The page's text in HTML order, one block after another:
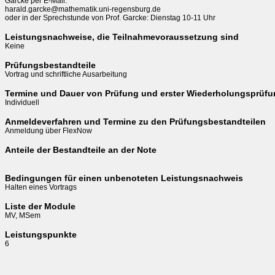
harald.garcke@mathematik.uni-regensburg.de
oder in der Sprechstunde von Prof. Garcke: Dienstag 10-11 Uhr
Leistungsnachweise, die Teilnahmevoraussetzung sind
Keine
Prüfungsbestandteile
Vortrag und schriftliche Ausarbeitung
Termine und Dauer von Prüfung und erster
Individuell
Anmeldeverfahren und Termine zu den Prüfungsbestandteilen
Anmeldung über FlexNow
Anteile der Bestandteile an der Note
Bedingungen für einen unbenoteten Leistungsnachweis
Halten eines Vortrags
Liste der Module
MV, MSem
Leistungspunkte
6